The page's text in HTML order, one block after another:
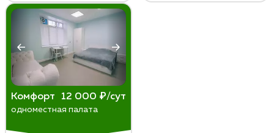
Комфорт 12 000 ₽/сут
одноместная палата